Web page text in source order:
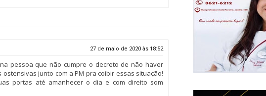
27 de maio de 2020 às 18:52
pessoa que não cumpre o decreto de não haver
junto com a PM pra coibir essas situação!
portas até amanhecer o dia e com direito som